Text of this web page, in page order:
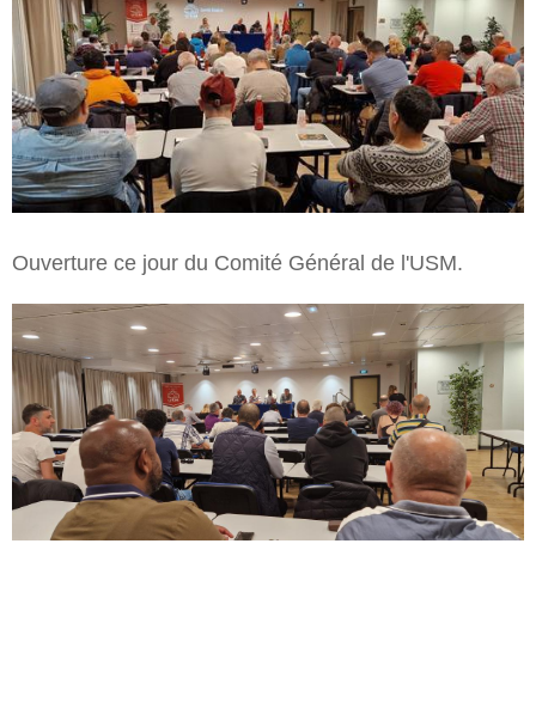
Ouverture ce jour du Comité Général de l'USM.